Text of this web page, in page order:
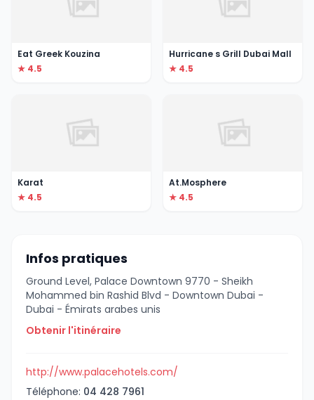
Eat Greek Kouzina
★ 4.5
Hurricane s Grill Dubai Mall
★ 4.5
Karat
★ 4.5
At.Mosphere
★ 4.5
Infos pratiques
Ground Level, Palace Downtown 9770 - Sheikh
Mohammed bin Rashid Blvd - Downtown Dubai -
Dubai - Émirats arabes unis
Obtenir l'itinéraire
http://www.palacehotels.com/
Téléphone: 04 428 7961